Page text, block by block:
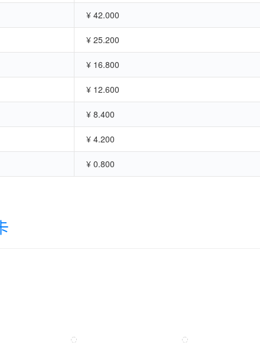
¥ 42.000
¥ 25.200
¥ 16.800
¥ 12.600
¥ 8.400
¥ 4.200
¥ 0.800